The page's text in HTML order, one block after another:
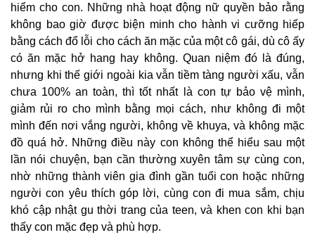
hiểm cho con. Những nhà hoạt động nữ quyền bảo rằng
không bao giờ được biện minh cho hành vi cưỡng hiếp
bằng cách đổ lỗi cho cách ăn mặc của một cô gái, dù cô ấy
có ăn mặc hở hang hay không. Quan niệm đó là đúng,
nhưng khi thế giới ngoài kia vẫn tiềm tàng người xấu, vẫn
chưa 100% an toàn, thì tốt nhất là con tự bảo vệ mình,
giảm rủi ro cho mình bằng mọi cách, như không đi một
mình đến nơi vắng người, không về khuya, và không mặc
đồ quá hở. Những điều này con không thể hiểu sau một
lần nói chuyện, bạn cần thường xuyên tâm sự cùng con,
nhờ những thành viên gia đình gần tuổi con hoặc những
người con yêu thích góp lời, cùng con đi mua sắm, chịu
khó cập nhật gu thời trang của teen, và khen con khi bạn
thấy con mặc đẹp và phù hợp.